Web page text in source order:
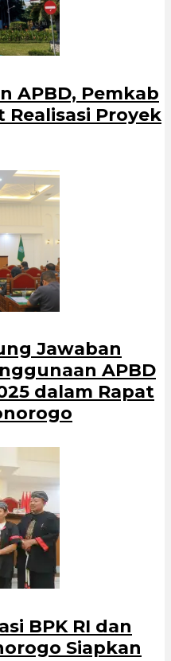
APBD, Pemkab
Proyek
Jawaban
APBD
dalam Rapat
BPK RI dan
Siapkan